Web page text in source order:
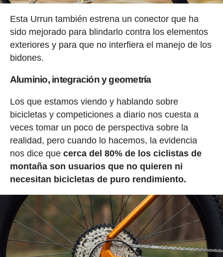
Esta Urrun también estrena un conector que ha
sido mejorado para blindarlo contra los elementos
exteriores y para que no interfiera el manejo de los
bidones.
Aluminio, integración y geometría
Los que estamos viendo y hablando sobre
bicicletas y competiciones a diario nos cuesta a
veces tomar un poco de perspectiva sobre la
realidad, pero cuando lo hacemos, la evidencia
nos dice que cerca del 80% de los ciclistas de
montaña son usuarios que no quieren ni
necesitan bicicletas de puro rendimiento.